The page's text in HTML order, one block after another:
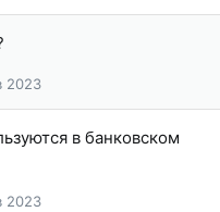
2023
в банковском
2023